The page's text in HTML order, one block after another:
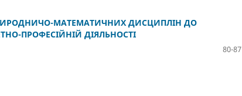
МАТЕМАТИЧНИХ ДИСЦИПЛІН ДО
ПРОФЕСІЙНІЙ ДІЯЛЬНОСТІ
80-87